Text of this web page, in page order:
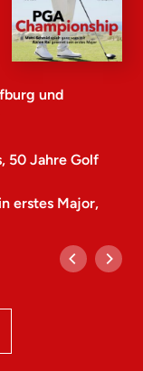
und
50 Jahre Golf
erstes Major,